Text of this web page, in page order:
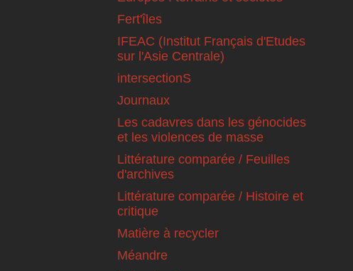
Fert'îles
IFEAC (Institut Français d'Etudes
sur l'Asie Centrale)
intersectionS
Journaux
Les cadavres dans les génocides
et les violences de masse
Littérature comparée / Feuilles
d'archives
Littérature comparée / Histoire et
critique
Matière à recycler
Méandre